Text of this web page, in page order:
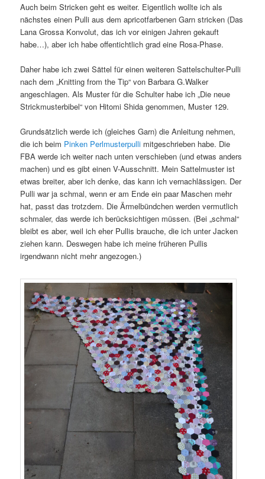
Auch beim Stricken geht es weiter. Eigentlich wollte ich als
nächstes einen Pulli aus dem apricotfarbenen Garn stricken (Das
Lana Grossa Konvolut, das ich vor einigen Jahren gekauft
habe…), aber ich habe offentichtlich grad eine Rosa-Phase.
Daher habe ich zwei Sättel für einen weiteren Sattelschulter-Pulli
nach dem „Knitting from the Tip“ von Barbara G.Walker
angeschlagen. Als Muster für die Schulter habe ich „Die neue
Strickmusterbibel“ von Hitomi Shida genommen, Muster 129.
Grundsätzlich werde ich (gleiches Garn) die Anleitung nehmen,
die ich beim Pinken Perlmusterpulli mitgeschrieben habe. Die
FBA werde ich weiter nach unten verschieben (und etwas anders
machen) und es gibt einen V-Ausschnitt. Mein Sattelmuster ist
etwas breiter, aber ich denke, das kann ich vernachlässigen. Der
Pulli war ja schmal, wenn er am Ende ein paar Maschen mehr
hat, passt das trotzdem. Die Ärmelbündchen werden vermutlich
schmaler, das werde ich berücksichtigen müssen. (Bei „schmal“
bleibt es aber, weil ich eher Pullis brauche, die ich unter Jacken
ziehen kann. Deswegen habe ich meine früheren Pullis
irgendwann nicht mehr angezogen.)